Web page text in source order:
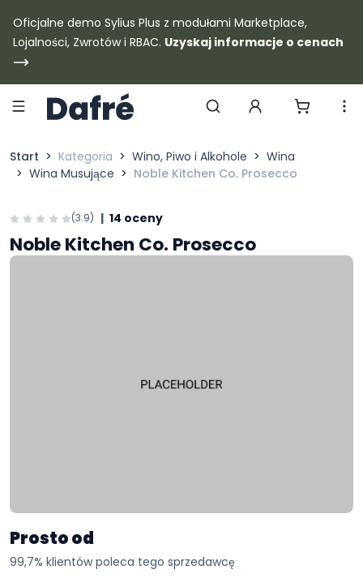
Dafre
Oficjalne demo Sylius Plus z modułami Marketplace,
Lojalności, Zwrotów i RBAC. Uzyskaj informacje o cenach
Start
Kategoria Wino, Piwo i Alkohole
Wina
Wina Musujące
Noble Kitchen Co. Prosecco
(3.9) | 14 oceny
Noble Kitchen Co. Prosecco
Prosto od
99,7% klientów poleca tego sprzedawcę